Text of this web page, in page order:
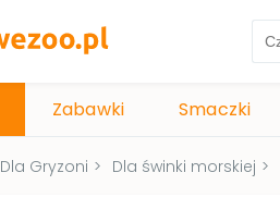
Zabawki Smaczki
Dla Gryzoni > Dla świnki morskiej >